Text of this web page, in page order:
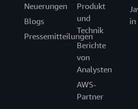
Neuerungen
Blogs
Pressemitteilungen
Produkt
und
Technik
Berichte
von
Analysten
AWS-
Partner
in